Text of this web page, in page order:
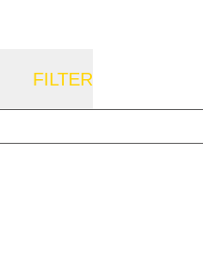
FILTER